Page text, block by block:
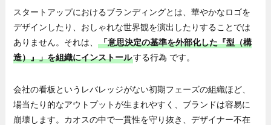
スタートアップにおけるブランディングとは、華やかなロゴを
デザインしたり、おしゃれな世界観を演出したりすることでは
ありません。それは、「意思決定の基準を外部化した『型（構
造）』」を組織にインストールする行為 です。
会社の看板というレバレッジがない初期フェーズの組織ほど、
場当たり的なアウトプットが生まれやすく、ブランドは容易に
崩壊します。カオスの中で一貫性を守り抜き、デザイナー不在